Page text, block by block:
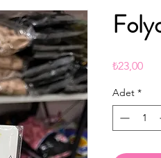
₺23,00Fiyat
Adet *